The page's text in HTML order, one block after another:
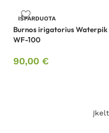
IŠPARDUOTA
Burnos irigatorius
WF-100
90,00 €